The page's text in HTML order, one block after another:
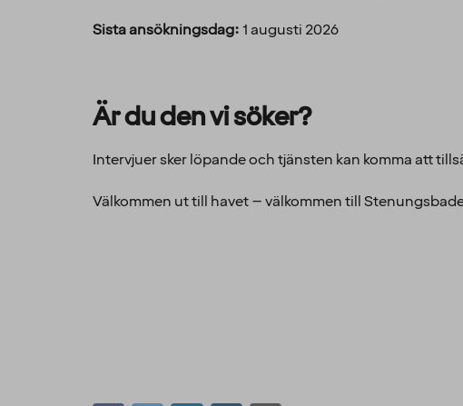
Sista ansökningsdag:1 augusti 2026
Är du den vi söker?
Intervjuer sker löpande och tjänsten kan komma att
Välkommen ut till havet – välkommen till